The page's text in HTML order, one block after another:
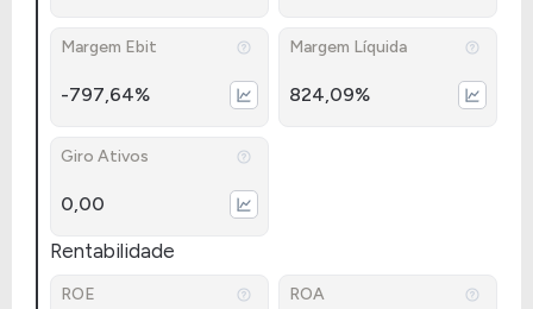
Margem Ebit
-797,64%
Margem Líquida
824,09%
Giro Ativos
0,00
Rentabilidade
ROE ROA